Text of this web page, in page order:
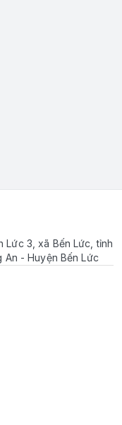
Lức 3, xã Bến Lức, tỉnh
An - Huyện Bến Lức